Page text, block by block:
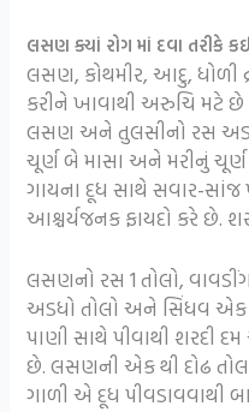
લસણ ક્યાં રોગ માં દવા તરીકે
લસણ, કોથમીર, આદુ, ધોળી
કરીને ખાવાથી અરુચિ મટે
લસણ અને તુલસીનો રસ
ચૂર્ણ બે માસા અને મરીનું
ગાયના દૂધ સાથે સવાર-સાંજ
આશ્ચર્યજનક ફાયદો કરે છે.
લસણનો રસ 1 તોલો,
અડધો તોલો અને સિંધવ
પાણી સાથે પીવાથી શરદી
છે. લસણની એક થી દોઢ
ગાળી એ દૂધ પીવડાવવાથી